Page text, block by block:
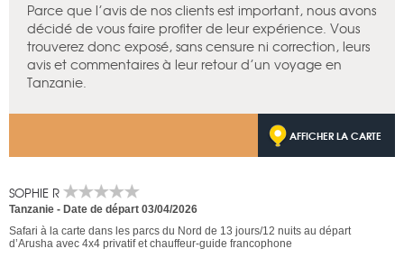
Parce que l’avis de nos clients est important, nous avons
décidé de vous faire profiter de leur expérience. Vous
trouverez donc exposé, sans censure ni correction, leurs
avis et commentaires à leur retour d’un voyage en
Tanzanie.
AFFICHER LA CARTE
SOPHIE R
Tanzanie - Date de départ 03/04/2026
Safari à la carte dans les parcs du Nord de 13 jours/12 nuits au départ
d’Arusha avec 4x4 privatif et chauffeur-guide francophone